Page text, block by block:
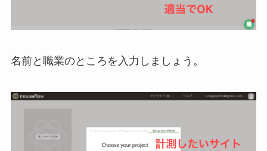
名前と職業のところを入力しましょう。